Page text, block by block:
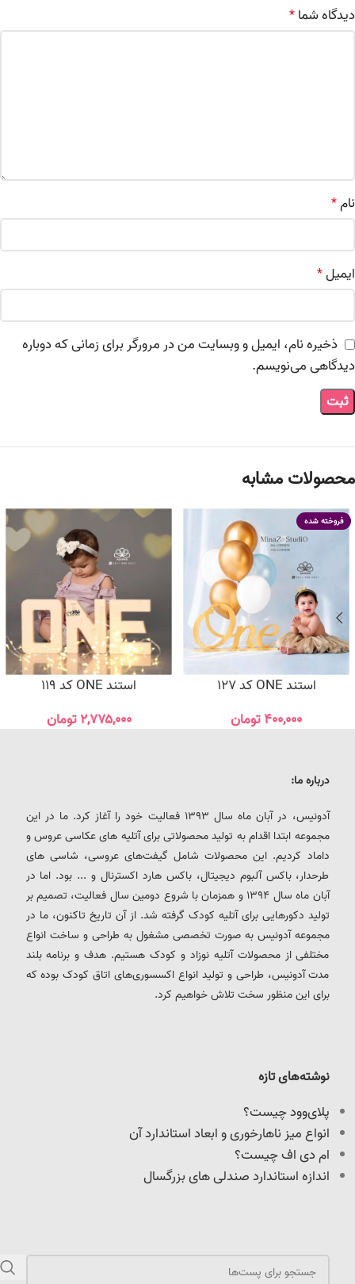
دیدگاه شما*
نام*
ایمیل*
ذخیره نام، ایمیل و وبسایت من در مرورگر برای زمانی که دوباره
دیدگاهی می‌نویسم.
محصولات مشابه
فروخته شده
استند ONE کد 127
۴۰۰,۰۰۰تومان
استند ONE کد 119
۲,۷۷۵,۰۰۰ تومان
نوشته‌های تازه
پلای‌وود چیست؟
انواع میز ناهارخوری و ابعاد استاندارد آن
ام دی اف چیست؟
اندازه استاندارد صندلی های بزرگسال
درباره ما:
آدونیس، در آبان ماه سال 1393 فعالیت خود را آغاز کرد. ما در این
مجموعه ابتدا اقدام به تولید محصولاتی برای آتلیه های عکاسی عروس و
داماد کردیم. این محصولات شامل گیفت‌های عروسی، شاسی های
طرحدار، باکس آلبوم دیجیتال، باکس هارد اکسترنال و ... بود. اما در
آبان ماه سال 1394 و همزمان با شروع دومین سال فعالیت، تصمیم بر
تولید دکورهایی برای آتلیه کودک گرفته شد. از آن تاریخ تاکنون، ما در
مجموعه آدونیس به صورت تخصصی مشغول به طراحی و ساخت انواع
مختلفی از محصولات آتلیه نوزاد و کودک هستیم. هدف و برنامه بلند
مدت آدونیس، طراحی و تولید انواع اکسسوری‌های اتاق کودک بوده که
برای این منظور سخت تلاش خواهیم کرد.